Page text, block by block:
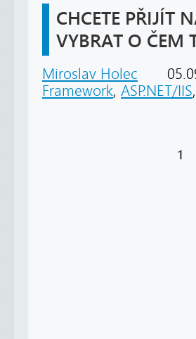
CHCETE PŘIJÍT
VYBRAT O ČEM
Miroslav Holec
Framework, ASP.NET/IIS,
1